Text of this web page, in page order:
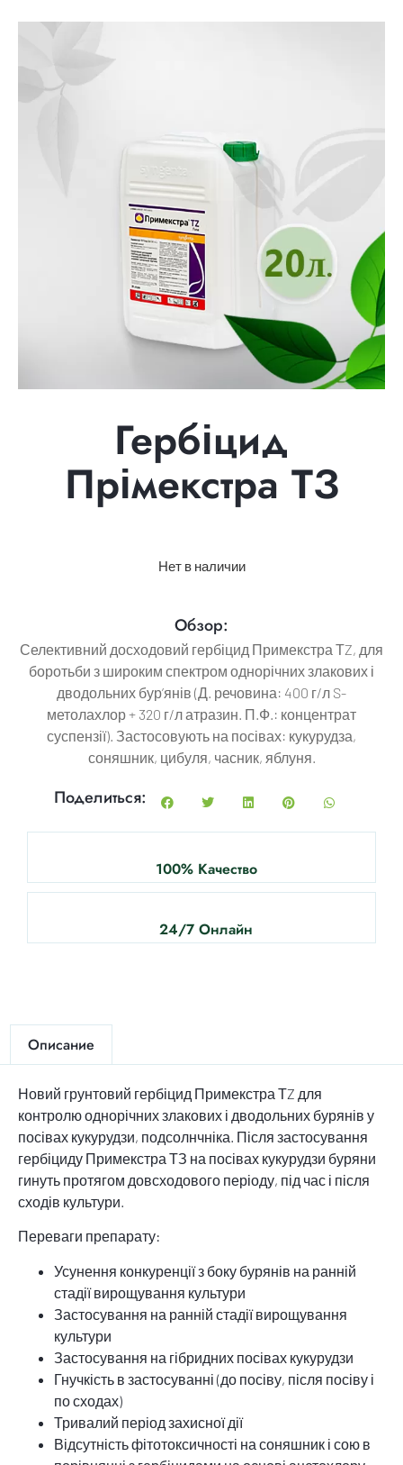
Гербіцид
Прімекстра ТЗ
Нет в наличии
Обзор:
Селективний досходовий гербіцид Примекстра ТZ, для
боротьби з широким спектром однорічних злакових і
дводольних бур’янів (Д. речовина: 400 г/л S-
метолахлор + 320 г/л атразин. П.Ф.: концентрат
суспензії). Застосовують на посівах: кукурудза,
соняшник, цибуля, часник, яблуня.
Поделиться:
100% Качество
24/7 Онлайн
Описание
Новий грунтовий гербіцид Примекстра ТZ для
контролю однорічних злакових і дводольних бурянів у
посівах кукурудзи, подсолнчніка. Після застосування
гербіциду Примекстра ТЗ на посівах кукурудзи буряни
гинуть протягом довсходового періоду, під час і після
сходів культури.
Переваги препарату:
Усунення конкуренції з боку бурянів на ранній
стадії вирощування культури
Застосування на ранній стадії вирощування
культури
Застосування на гібридних посівах кукурудзи
Гнучкість в застосуванні (до посіву, після посіву і
по сходах)
Тривалий період захисної дії
Відсутність фітотоксичності на соняшник і сою в